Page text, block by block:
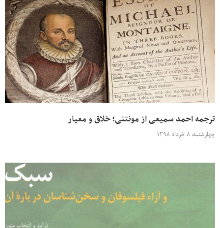
ترجمه احمد سمیعی از مونتنی؛ خلاق و معیار
چهارشنبه، ۸ خرداد ۱۳۹۸